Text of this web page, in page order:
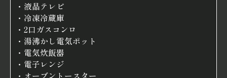
・液晶テレビ
・冷凍冷蔵庫
・2口ガスコンロ
・湯沸かし電気ポット
・電気炊飯器
・電子レンジ